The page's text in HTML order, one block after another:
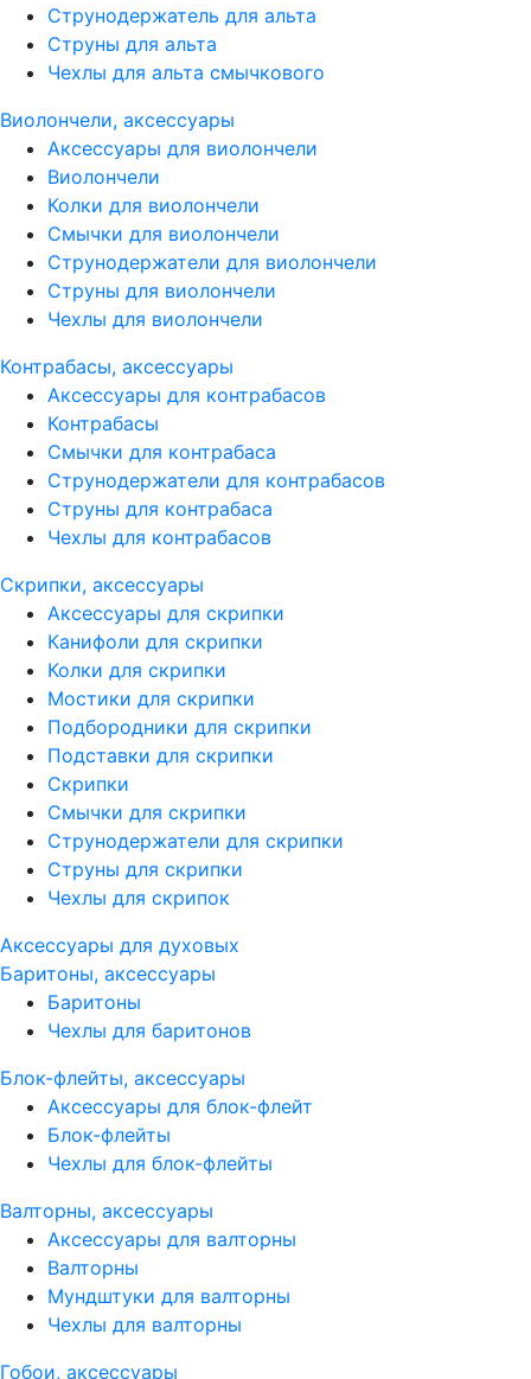
Струнодержатель для альта
Струны для альта
Чехлы для альта смычкового
Виолончели, аксессуары
Аксессуары для виолончели
Виолончели
Колки для виолончели
Смычки для виолончели
Струнодержатели для виолончели
Струны для виолончели
Чехлы для виолончели
Контрабасы, аксессуары
Аксессуары для контрабасов
Контрабасы
Смычки для контрабаса
Струнодержатели для контрабасов
Струны для контрабаса
Чехлы для контрабасов
Скрипки, аксессуары
Аксессуары для скрипки
Канифоли для скрипки
Колки для скрипки
Мостики для скрипки
Подбородники для скрипки
Подставки для скрипки
Скрипки
Смычки для скрипки
Струнодержатели для скрипки
Струны для скрипки
Чехлы для скрипок
Аксессуары для духовых
Баритоны, аксессуары
Баритоны
Чехлы для баритонов
Блок-флейты, аксессуары
Аксессуары для блок-флейт
Блок-флейты
Чехлы для блок-флейты
Валторны, аксессуары
Аксессуары для валторны
Валторны
Мундштуки для валторны
Чехлы для валторны
Гобои, аксессуары